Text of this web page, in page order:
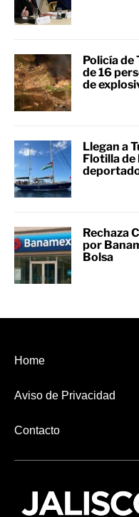
Policía de
de 16
de
Llegan a
Flotilla de
Rechaza
por
Bolsa
Home
Aviso de Privacidad
Contacto